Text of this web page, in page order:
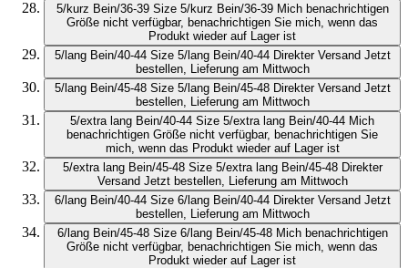
5/kurz Bein/36-39 Size 5/kurz Bein/36-39 Mich benachrichtigen
Größe nicht verfügbar, benachrichtigen Sie mich, wenn das
Produkt wieder auf Lager ist
5/lang Bein/40-44 Size 5/lang Bein/40-44 Direkter Versand Jetzt
bestellen, Lieferung am Mittwoch
5/lang Bein/45-48 Size 5/lang Bein/45-48 Direkter Versand Jetzt
bestellen, Lieferung am Mittwoch
5/extra lang Bein/40-44 Size 5/extra lang Bein/40-44 Mich
benachrichtigen Größe nicht verfügbar, benachrichtigen Sie
mich, wenn das Produkt wieder auf Lager ist
5/extra lang Bein/45-48 Size 5/extra lang Bein/45-48 Direkter
Versand Jetzt bestellen, Lieferung am Mittwoch
6/lang Bein/40-44 Size 6/lang Bein/40-44 Direkter Versand Jetzt
bestellen, Lieferung am Mittwoch
6/lang Bein/45-48 Size 6/lang Bein/45-48 Mich benachrichtigen
Größe nicht verfügbar, benachrichtigen Sie mich, wenn das
Produkt wieder auf Lager ist